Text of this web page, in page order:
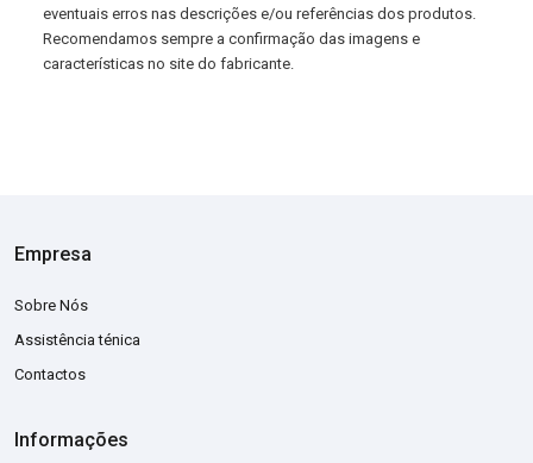
eventuais erros nas descrições e/ou referências dos produtos.
Recomendamos sempre a confirmação das imagens e
características no site do fabricante.
Empresa
Sobre Nós
Assistência ténica
Contactos
Informações